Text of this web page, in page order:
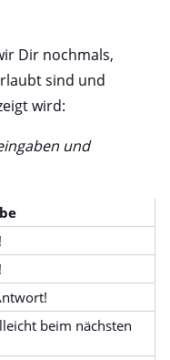
Dir nochmals,
sind und
wird:
und
beim nächsten